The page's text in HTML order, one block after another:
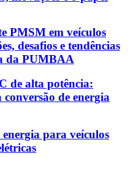
PMSM em veículos
desafios e tendências
da PUMBAA
de alta potência:
de energia
energia para veículos